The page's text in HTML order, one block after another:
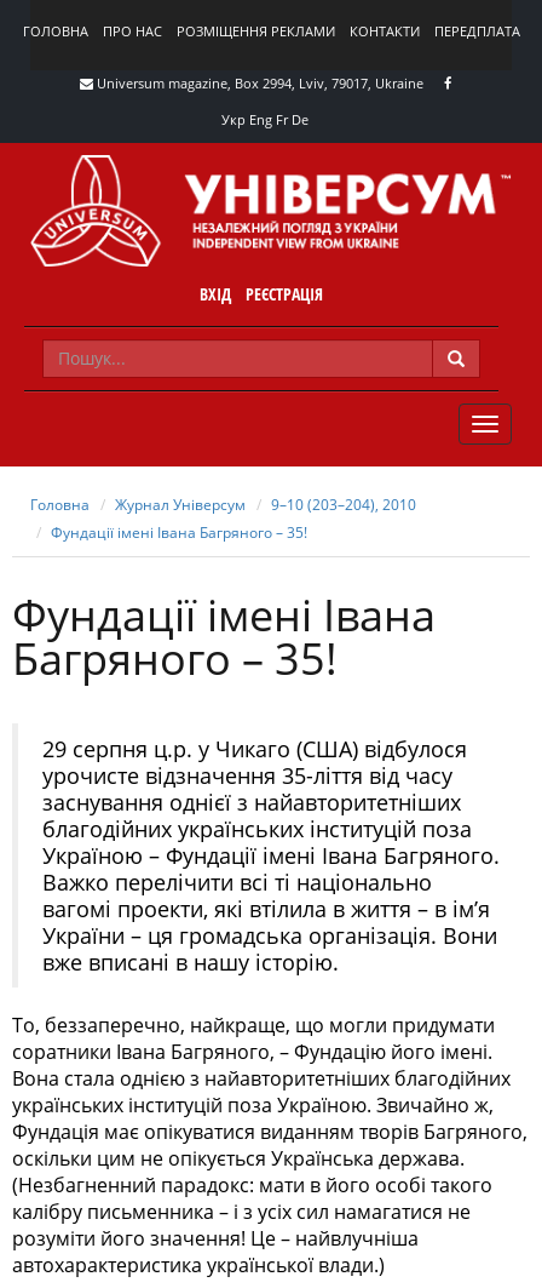
ГОЛОВНА ПРО НАС РОЗМІЩЕННЯ РЕКЛАМИ КОНТАКТИ ПЕРЕДПЛАТА
Universum magazine, Box 2994, Lviv, 79017, Ukraine
Укр Eng Fr De
ВХІД РЕЄСТРАЦІЯ
TOGGLE
Головна Журнал Універсум
9–10 (203–204), 2010
Фундації імені Івана Багряного – 35!
Фундації імені Івана
Багряного – 35!
29 серпня ц.р. у Чикаго (США) відбулося
урочисте відзначення 35-ліття від часу
заснування однієї з найавторитетніших
благодійних українських інституцій поза
Україною – Фундації імені Івана Багряного.
Важко перелічити всі ті національно
вагомі проекти, які втілила в життя – в ім’я
України – ця громадська організація. Вони
вже вписані в нашу історію.
То, беззаперечно, найкраще, що могли придумати
соратники Івана Багряного, – Фундацію його імені.
Вона стала однією з найавторитетніших благодійних
українських інституцій поза Україною. Звичайно ж,
Фундація має опікуватися виданням творів Багряного,
оскільки цим не опікується Українська держава.
(Незбагненний парадокс: мати в його особі такого
калібру письменника – і з усіх сил намагатися не
розуміти його значення! Це – найвлучніша
автохарактеристика української влади.)